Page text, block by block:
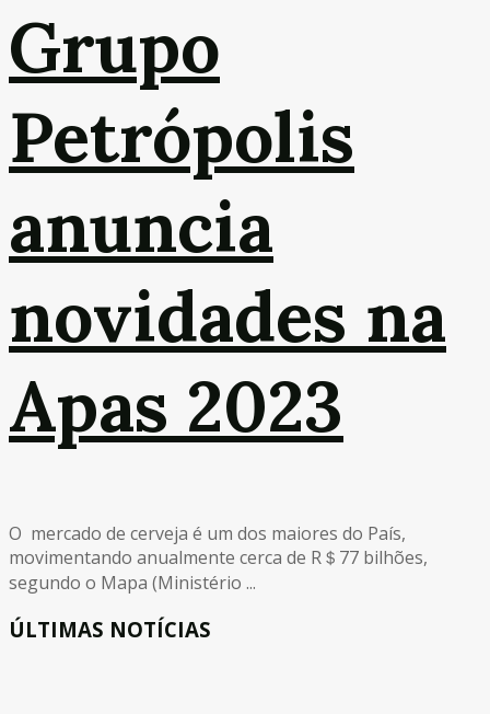
Grupo
Petrópolis
anuncia
novidades na
Apas 2023
O mercado de cerveja é um dos maiores do País,
movimentando anualmente cerca de R＄77 bilhões,
segundo o Mapa (Ministério ...
ÚLTIMAS NOTÍCIAS